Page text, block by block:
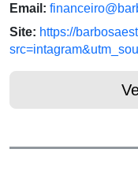
Email:
Site: https://